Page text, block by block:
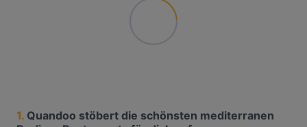
1. Quandoo stöbert die schönsten mediterranen